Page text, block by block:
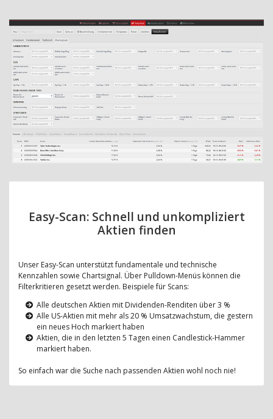
Easy-Scan: Schnell und unkompliziert
Aktien finden
Unser Easy-Scan unterstützt fundamentale und technische
Kennzahlen sowie Chartsignal. Über Pulldown-Menüs können die
Filterkritieren gesetzt werden. Beispiele für Scans:
Alle deutschen Aktien mit Dividenden-Renditen über 3 %
Alle US-Aktien mit mehr als 20 % Umsatzwachstum, die gestern
ein neues Hoch markiert haben
Aktien, die in den letzten 5 Tagen einen Candlestick-Hammer
markiert haben.
So einfach war die Suche nach passenden Aktien wohl noch nie!